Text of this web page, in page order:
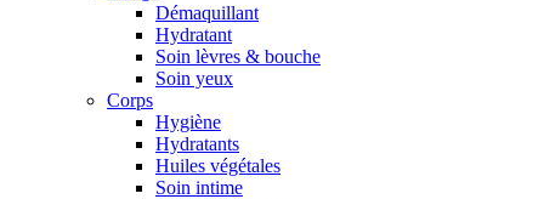
Démaquillant
Hydratant
Soin lèvres & bouche
Soin yeux
Corps
Hygiène
Hydratants
Huiles végétales
Soin intime